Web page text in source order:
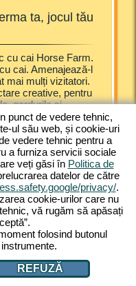
ta, jocul tău
cu cai Horse Farm.
cai. Amenajează-l
mai mulți vizitatori.
creative, pentru
gardurile și
pe
și satisface
și oferă-le cazări
într-o setare
și colorat,
de joc captivante.
gratis pe calculator.
cazare
permite
arab,
ponei
diferite
cai. Te
nevoie
la
punct de vedere tehnic,
ul său web, și cookie-uri
vedere tehnic pentru a
a furniza servicii sociale
veți găsi în Politica de
datelor de către
privacy/.
cookie-urilor care nu
vă rugăm să apăsați
folosind butonul
REFUZĂ